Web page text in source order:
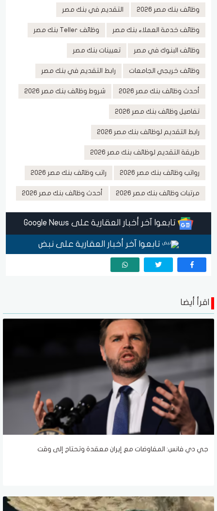
وظائف بنك مصر 2026 التقديم في بنك مصر
وظائف خدمة العملاء بنك مصر وظائف Teller بنك مصر
وظائف البنوك في مصر تعيينات بنك مصر
وظائف خريجي الجامعات رابط التقديم في بنك مصر
أحدث وظائف بنك مصر 2026 شروط وظائف بنك مصر 2026
تفاصيل وظائف بنك مصر 2026
رابط التقديم لوظائف بنك مصر 2026
طريقة التقديم لوظائف بنك مصر 2026
رواتب وظائف بنك مصر 2026 راتب وظائف بنك مصر 2026
مرتبات وظائف بنك مصر 2026 أحدث وظائف بنك مصر 2026
تابعوا آخر أخبار العقارية على Google News
تابعوا آخر أخبار العقارية على نبض
اقرأ أيضا
جي دي فانس: المفاوضات مع إيران معقدة وتحتاج إلى وقت